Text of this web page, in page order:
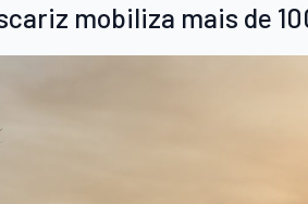
mobiliza mais de